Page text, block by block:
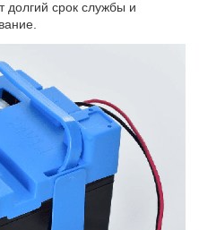
долгий срок службы и